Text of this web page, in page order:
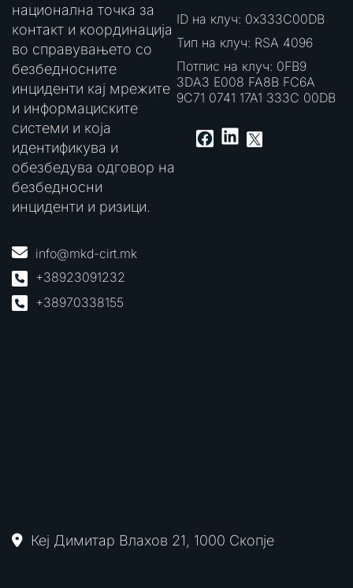
национална точка за
контакт и координација
во справувањето со
безбедносните
инциденти кај мрежите
и информациските
системи и која
идентификува и
обезбедува одговор на
безбедносни
инциденти и ризици.
info@mkd-cirt.mk
+38923091232
+38970338155
ID на клуч: 0x333C00DB
Тип на клуч: RSA 4096
Потпис на клуч: 0FB9
3DA3 E008 FA8B FC6A
9C71 0741 17A1 333C 00DB
Facebook
LinkedIn
X
Кеј Димитар Влахов 21, 1000 Скопје